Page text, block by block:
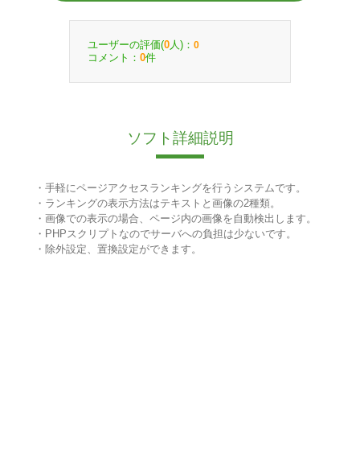
ユーザーの評価(0 人)： 0
コメント： 0件
ソフト詳細説明
・手軽にページアクセスランキングを行うシステムです。
・ランキングの表示方法はテキストと画像の2種類。
・画像での表示の場合、ページ内の画像を自動検出します。
・PHPスクリプトなのでサーバへの負担は少ないです。
・除外設定、置換設定ができます。